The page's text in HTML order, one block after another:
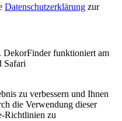
Datenschutzerklärung zur
funktioniert am
Safari
zu verbessern und Ihnen
die Verwendung dieser
Richtlinien zu